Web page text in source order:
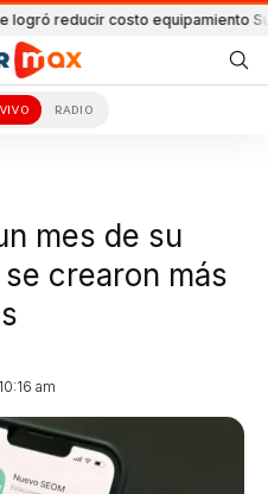
costo equipamiento
RADIO
mes de su
crearon más
am